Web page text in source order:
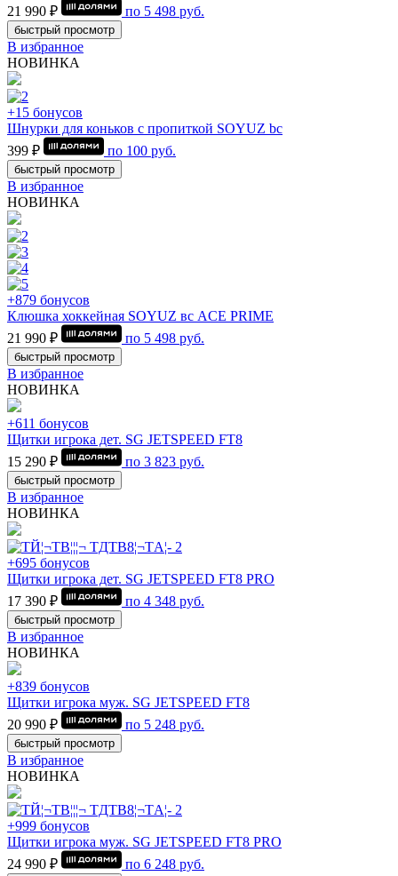
21 990 ₽ по 5 498 руб.
быстрый просмотр
В избранное
НОВИНКА
+15 бонусов
Шнурки для коньков с пропиткой SOYUZ bc
399 ₽
по 100 руб.
быстрый просмотр
В избранное
НОВИНКА
+879 бонусов
Клюшка хоккейная SOYUZ вс ACE PRIME
21 990 ₽
по 5 498 руб.
быстрый просмотр
В избранное
НОВИНКА
+611 бонусов
Щитки игрока дет. SG JETSPEED FT8
15 290 ₽
по 3 823 руб.
быстрый просмотр
В избранное
НОВИНКА
+695 бонусов
Щитки игрока дет. SG JETSPEED FT8 PRO
17 390 ₽
по 4 348 руб.
быстрый просмотр
В избранное
НОВИНКА
+839 бонусов
Щитки игрока муж. SG JETSPEED FT8
20 990 ₽
по 5 248 руб.
быстрый просмотр
В избранное
НОВИНКА
+999 бонусов
Щитки игрока муж. SG JETSPEED FT8 PRO
24 990 ₽
по 6 248 руб.